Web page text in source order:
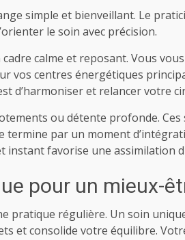
simple et bienveillant. Le
le soin avec précision.
calme et reposant. Vous
vos centres énergétiques
d’harmoniser et relancer votre
ou détente profonde.
termine par un moment
instant favorise une assimilation
pour un mieux-
pratique régulière. Un soin
et consolide votre équilibre.